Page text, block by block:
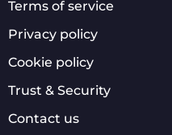
Terms of service
Privacy policy
Cookie policy
Trust & Security
Contact us